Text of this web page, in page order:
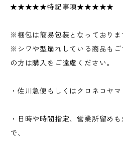
★★★★★特記事項★★★★★
※梱包は簡易包装となっておりま
※シワや型崩れしている商品も
の方は購入をご遠慮ください。
・佐川急便もしくはクロネコヤ
・日時や時間指定、営業所留め
で、